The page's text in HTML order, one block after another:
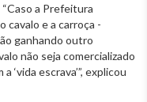
a Prefeitura
e a carroça -
ganhando outro
não seja comercializado
escrava’”, explicou